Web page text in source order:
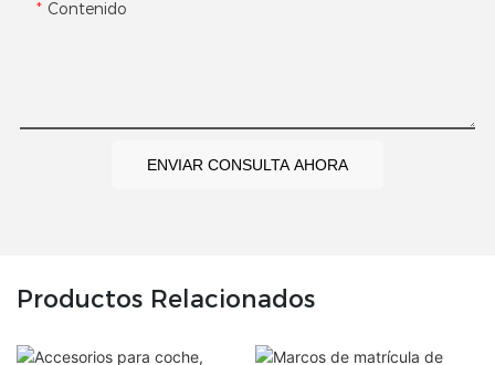
Contenido
ENVIAR CONSULTA AHORA
Productos Relacionados